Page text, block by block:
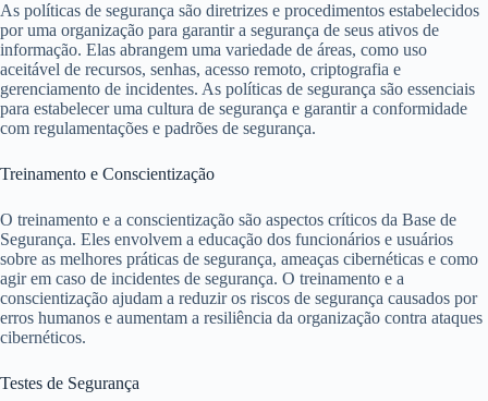
As políticas de segurança são diretrizes e procedimentos estabelecidos
por uma organização para garantir a segurança de seus ativos de
informação. Elas abrangem uma variedade de áreas, como uso
aceitável de recursos, senhas, acesso remoto, criptografia e
gerenciamento de incidentes. As políticas de segurança são essenciais
para estabelecer uma cultura de segurança e garantir a conformidade
com regulamentações e padrões de segurança.
Treinamento e Conscientização
O treinamento e a conscientização são aspectos críticos da Base de
Segurança. Eles envolvem a educação dos funcionários e usuários
sobre as melhores práticas de segurança, ameaças cibernéticas e como
agir em caso de incidentes de segurança. O treinamento e a
conscientização ajudam a reduzir os riscos de segurança causados por
erros humanos e aumentam a resiliência da organização contra ataques
cibernéticos.
Testes de Segurança